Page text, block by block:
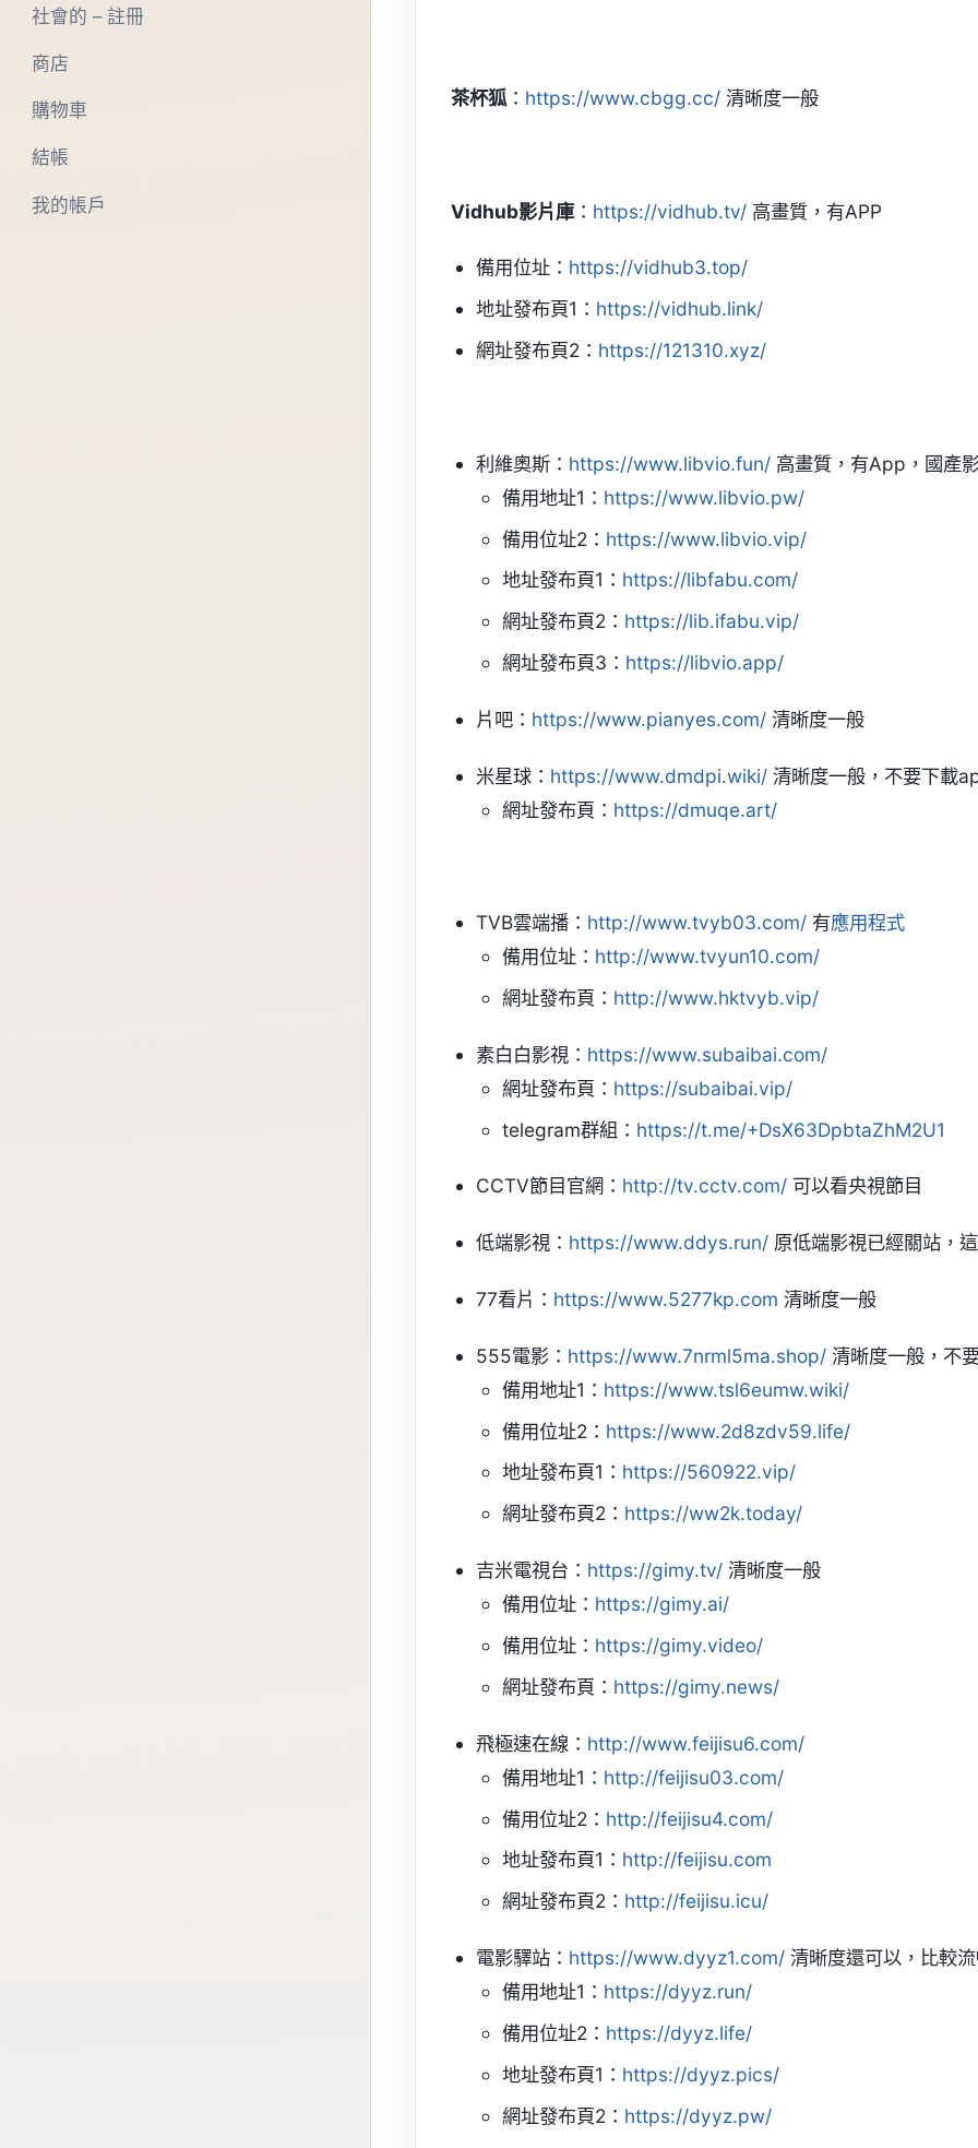
社會的 – 註冊
商店
購物車
結帳
我的帳戶
茶杯狐 ： https://www.cbgg.cc/ 清晰度一般
Vidhub影片庫： https://vidhub.tv/ 高畫質，有APP
備用位址： https://vidhub3.top/
地址發布頁1： https://vidhub.link/
網址發布頁2： https://121310.xyz/
利維奧斯： https://www.libvio.fun/ 高畫質，有App，國產
備用地址1： https://www.libvio.pw/
備用位址2： https://www.libvio.vip/
地址發布頁1： https://libfabu.com/
網址發布頁2： https://lib.ifabu.vip/
網址發布頁3： https://libvio.app/
片吧： https://www.pianyes.com/ 清晰度一般
米星球： https://www.dmdpi.wiki/ 清晰度一般，不要下載
網址發布頁： https://dmuqe.art/
TVB雲端播： http://www.tvyb03.com/ 有應用程式
備用位址： http://www.tvyun10.com/
網址發布頁： http://www.hktvyb.vip/
素白白影視： https://www.subaibai.com/
網址發布頁： https://subaibai.vip/
telegram群組： https://t.me/+DsX63DpbtaZhM2U1
CCTV節目官網： http://tv.cctv.com/ 可以看央視節目
低端影視： https://www.ddys.run/ 原低端影視已經關站，
77看片： https://www.5277kp.com 清晰度一般
555電影： https://www.7nrml5ma.shop/ 清晰度一般，不
備用地址1： https://www.tsl6eumw.wiki/
備用位址2： https://www.2d8zdv59.life/
地址發布頁1： https://560922.vip/
網址發布頁2： https://ww2k.today/
吉米電視台： https://gimy.tv/ 清晰度一般
備用位址： https://gimy.ai/
備用位址： https://gimy.video/
網址發布頁： https://gimy.news/
飛極速在線： http://www.feijisu6.com/
備用地址1： http://feijisu03.com/
備用位址2： http://feijisu4.com/
地址發布頁1： http://feijisu.com
網址發布頁2： http://feijisu.icu/
電影驛站： https://www.dyyz1.com/ 清晰度還可以，比較
備用地址1： https://dyyz.run/
備用位址2： https://dyyz.life/
地址發布頁1： https://dyyz.pics/
網址發布頁2： https://dyyz.pw/